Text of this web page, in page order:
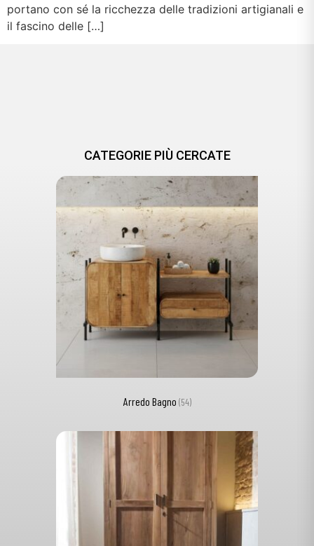
portano con sé la ricchezza delle tradizioni artigianali e
il fascino delle […]
CATEGORIE PIÙ CERCATE
Arredo Bagno (54)